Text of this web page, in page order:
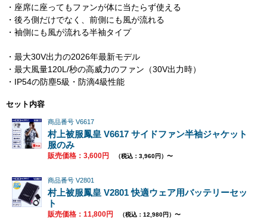
・座席に座ってもファンが体に当たらず使える
・後ろ側だけでなく、前側にも風が流れる
・袖側にも風が流れる半袖タイプ
・最大30V出力の2026年最新モデル
・最大風量120L/秒の高威力のファン（30V出力時）
・IP54の防塵5級・防滴4級性能
セット内容
商品番号 V6617
村上被服鳳皇 V6617 サイドファン半袖ジャケット
服のみ
販売価格：3,600円 （税込：3,960円）〜
商品番号 V2801
村上被服鳳皇 V2801 快適ウェア用バッテリーセッ
ト
販売価格：11,800円 （税込：12,980円）〜